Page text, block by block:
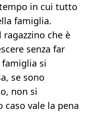
in cui tutto
famiglia.
che è
senza far
si
se sono
non si
caso vale la pena